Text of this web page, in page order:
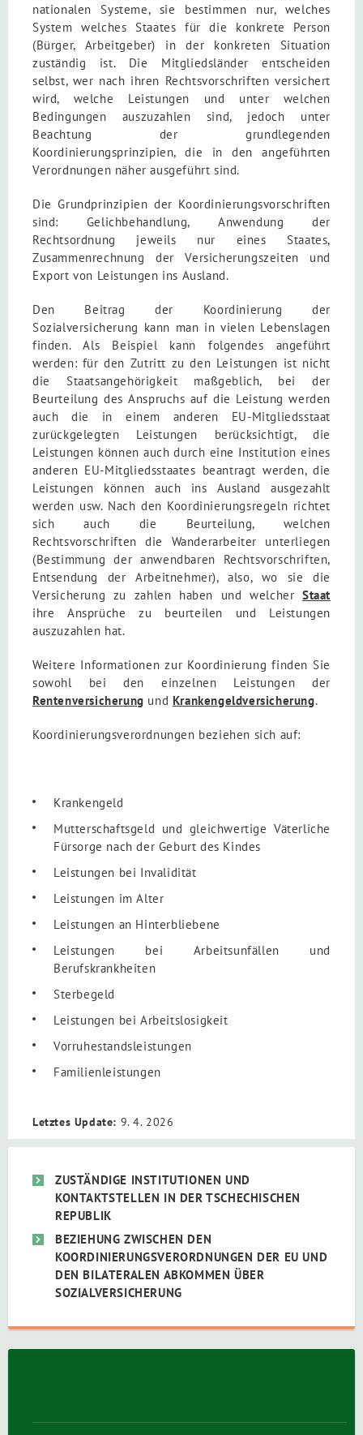
nationalen Systeme, sie bestimmen nur, welches
System welches Staates für die konkrete Person
(Bürger, Arbeitgeber) in der konkreten Situation
zuständig ist. Die Mitgliedsländer entscheiden
selbst, wer nach ihren Rechtsvorschriften versichert
wird, welche Leistungen und unter welchen
Bedingungen auszuzahlen sind, jedoch unter
Beachtung der grundlegenden
Koordinierungsprinzipien, die in den angeführten
Verordnungen näher ausgeführt sind.
Die Grundprinzipien der Koordinierungsvorschriften
sind: Gelichbehandlung, Anwendung der
Rechtsordnung jeweils nur eines Staates,
Zusammenrechnung der Versicherungszeiten und
Export von Leistungen ins Ausland.
Den Beitrag der Koordinierung der
Sozialversicherung kann man in vielen Lebenslagen
finden. Als Beispiel kann folgendes angeführt
werden: für den Zutritt zu den Leistungen ist nicht
die Staatsangehörigkeit maßgeblich, bei der
Beurteilung des Anspruchs auf die Leistung werden
auch die in einem anderen EU-Mitgliedsstaat
zurückgelegten Leistungen berücksichtigt, die
Leistungen können auch durch eine Institution eines
anderen EU-Mitgliedsstaates beantragt werden, die
Leistungen können auch ins Ausland ausgezahlt
werden usw. Nach den Koordinierungsregeln richtet
sich auch die Beurteilung, welchen
Rechtsvorschriften die Wanderarbeiter unterliegen
(Bestimmung der anwendbaren Rechtsvorschriften,
Entsendung der Arbeitnehmer), also, wo sie die
Versicherung zu zahlen haben und welcher Staat
ihre Ansprüche zu beurteilen und Leistungen
auszuzahlen hat.
Weitere Informationen zur Koordinierung finden Sie
sowohl bei den einzelnen Leistungen der
Rentenversicherung und Krankengeldversicherung.
Koordinierungsverordnungen beziehen sich auf:
Krankengeld
Mutterschaftsgeld und gleichwertige Väterliche
Fürsorge nach der Geburt des Kindes
Leistungen bei Invalidität
Leistungen im Alter
Leistungen an Hinterbliebene
Leistungen bei Arbeitsunfällen und
Berufskrankheiten
Sterbegeld
Leistungen bei Arbeitslosigkeit
Vorruhestandsleistungen
Familienleistungen
Letztes Update: 9. 4. 2026
ZUSTÄNDIGE INSTITUTIONEN UND
KONTAKTSTELLEN IN DER TSCHECHISCHEN
REPUBLIK
BEZIEHUNG ZWISCHEN DEN
KOORDINIERUNGSVERORDNUNGEN DER EU UND
DEN BILATERALEN ABKOMMEN ÜBER
SOZIALVERSICHERUNG